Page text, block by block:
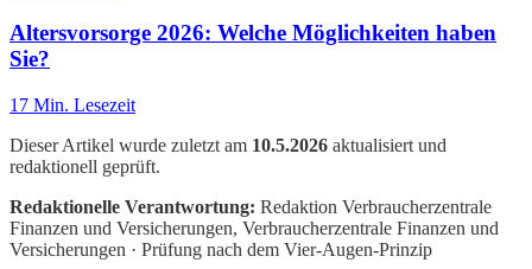
Altersvorsorge 2026: Welche Möglichkeiten haben
Sie?
17 Min. Lesezeit
Dieser Artikel wurde zuletzt am 10.5.2026 aktualisiert und
redaktionell geprüft.
Redaktionelle Verantwortung: Redaktion Verbraucherzentrale
Finanzen und Versicherungen, Verbraucherzentrale Finanzen und
Versicherungen · Prüfung nach dem Vier-Augen-Prinzip